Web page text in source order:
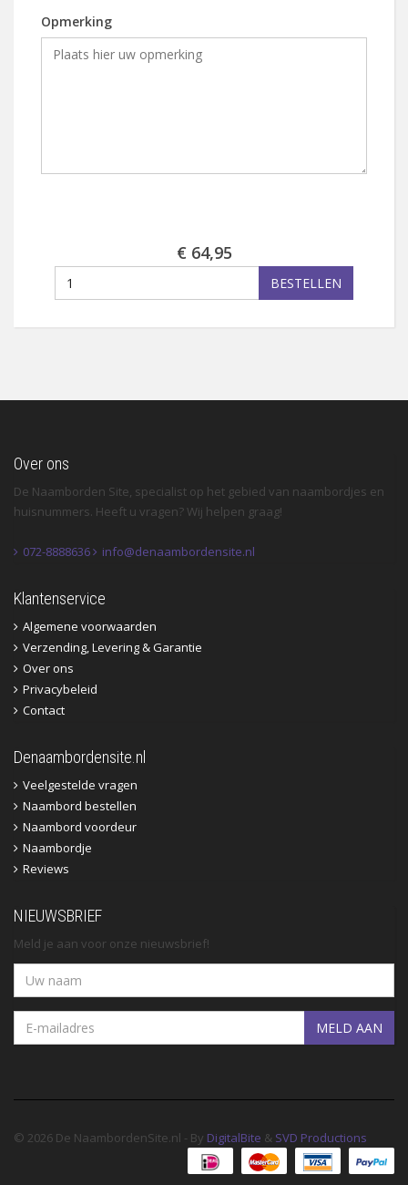
Opmerking
€ 64,95
BESTELLEN
Over ons
De Naamborden Site, specialist op het gebied van naambordjes en
huisnummers. Heeft u vragen? Wij helpen graag!
072-8888636 info@denaambordensite.nl
Klantenservice
Algemene voorwaarden
Verzending, Levering & Garantie
Over ons
Privacybeleid
Contact
Denaambordensite.nl
Veelgestelde vragen
Naambord bestellen
Naambord voordeur
Naambordje
Reviews
NIEUWSBRIEF
Meld je aan voor onze nieuwsbrief!
MELD AAN
© 2026 De NaambordenSite.nl - By DigitalBite & SVD Productions